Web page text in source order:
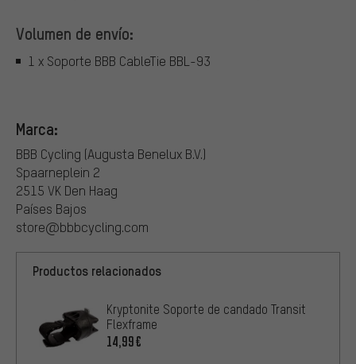
Volumen de envío:
1 x Soporte BBB CableTie BBL-93
Marca:
BBB Cycling (Augusta Benelux B.V.)
Spaarneplein 2
2515 VK Den Haag
Países Bajos
store@bbbcycling.com
Productos relacionados
Kryptonite Soporte de candado Transit
Flexframe
14,99€